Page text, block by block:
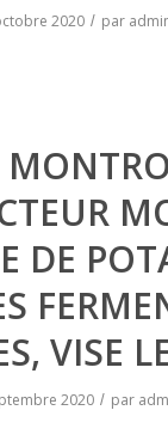
2020 / par
DE
VISE
2020 / par